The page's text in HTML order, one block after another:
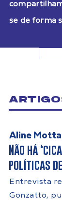
se de forma
Aline Motta
Não há
políticas
Entrevista
Gonzatto,